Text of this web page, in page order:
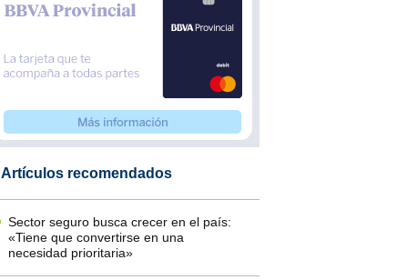
Artículos recomendados
Sector seguro busca crecer en el país:
«Tiene que convertirse en una
necesidad prioritaria»